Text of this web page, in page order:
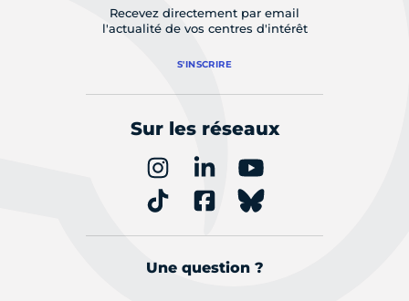
Recevez directement par email
l'actualité de vos centres d'intérêt
S'INSCRIRE
Sur les réseaux
Une question ?